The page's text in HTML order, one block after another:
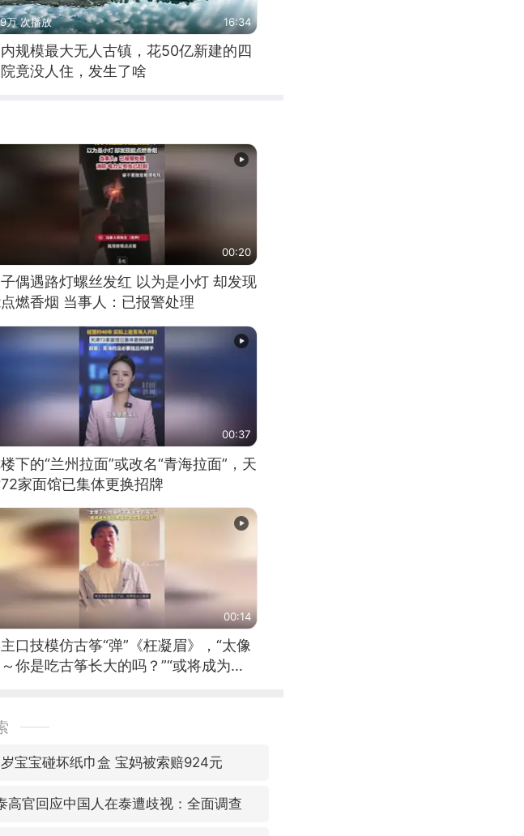
万 次播放 16:34
规模最大无人古镇，花50亿新建的四
竟没人住，发生了啥
00:20
偶遇路灯螺丝发红 以为是小灯 却发现
燃香烟 当事人：已报警处理
00:37
下的“兰州拉面”或改名“青海拉面”，天
家面馆已集体更换招牌
00:14
口技模仿古筝“弹”《枉凝眉》，“太像
你是吃古筝长大的吗？”“或将成为首
岁宝宝碰坏纸巾盒 宝妈被索赔924元
高官回应中国人在泰遭歧视：全面调查